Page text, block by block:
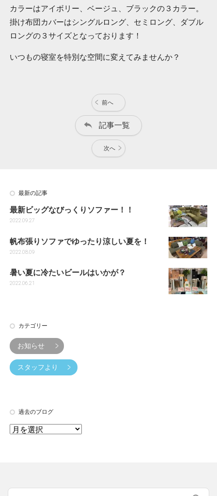
カラーはアイボリー、ベージュ、ブラックの３カラー。
掛け布団カバーはシングルロング、セミロング、ダブル
ロングの３サイズとなっております！
いつもの寝室を特別な空間に変えてみませんか？
前へ
記事一覧
次へ
最新の記事
最新ビッグなびっくりソファー！！
2022.09.27
帆布張りソファでゆったり涼しい夏を！
2022.08.09
暑い夏に冷たいビールはいかが？
2022.06.21
カテゴリー
お知らせ
スタッフより
過去のブログ